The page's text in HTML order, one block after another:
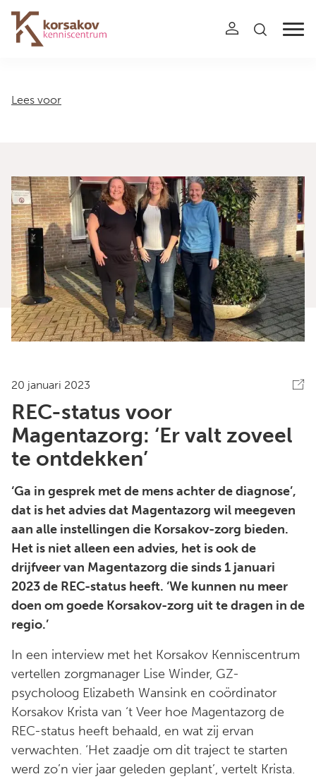
Navigation
Lees voor
20 januari 2023
REC-status voor
Magentazorg: ‘Er valt zoveel
te ontdekken’
‘Ga in gesprek met de mens achter de diagnose’,
dat is het advies dat Magentazorg wil meegeven
aan alle instellingen die Korsakov-zorg bieden.
Het is niet alleen een advies, het is ook de
drijfveer van Magentazorg die sinds 1 januari
2023 de REC-status heeft. ‘We kunnen nu meer
doen om goede Korsakov-zorg uit te dragen in de
regio.’
In een interview met het Korsakov Kenniscentrum
vertellen zorgmanager Lise Winder, GZ-
psycholoog Elizabeth Wansink en coördinator
Korsakov Krista van ‘t Veer hoe Magentazorg de
REC-status heeft behaald, en wat zij ervan
verwachten. ‘Het zaadje om dit traject te starten
werd zo’n vier jaar geleden geplant’, vertelt Krista.